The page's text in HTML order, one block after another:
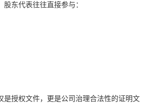
东代表往往直接参与：
是授权文件，更是公司治理合法性的证明文